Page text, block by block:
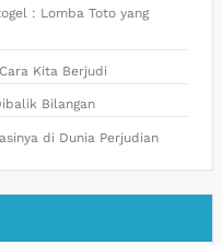
: Lomba Toto yang
Kita Berjudi
Bilangan
di Dunia Perjudian